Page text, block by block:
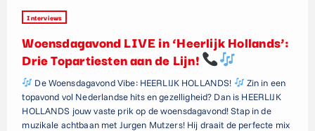
Interviews
Woensdagavond LIVE in ‘Heerlijk Hollands’:
Drie Topartiesten aan de Lijn!
De Woensdagavond Vibe: HEERLIJK HOLLANDS!
Zin in een
topavond vol Nederlandse hits en gezelligheid? Dan is HEERLIJK
HOLLANDS jouw vaste prik op de woensdagavond! Stap in de
muzikale achtbaan met Jurgen Mutzers! Hij draait de perfecte mix